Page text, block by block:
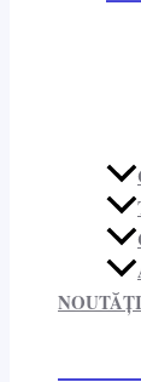
NOUTĂȚI